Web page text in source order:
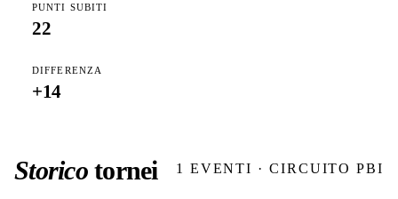
PUNTI SUBITI
22
DIFFERENZA
+14
Storicotornei 1 EVENTI · CIRCUITO PBI